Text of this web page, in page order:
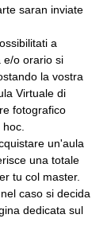
saran inviate
a
e/o orario si
la vostra
Virtuale di
fotografico
un'aula
una totale
tu col master.
caso si decida
dedicata sul